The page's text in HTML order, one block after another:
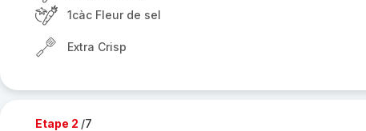
1càc Fleur de sel
Extra Crisp
Etape 2 /7